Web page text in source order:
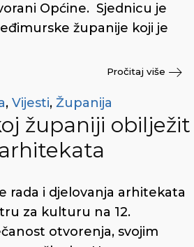
Općine. Sjednicu je
županije koji je
Pročitaj više
, Vijesti, Županija
županiji obilježit
rada i djelovanja arhitekata
za kulturu na 12.
otvorenja, svojim